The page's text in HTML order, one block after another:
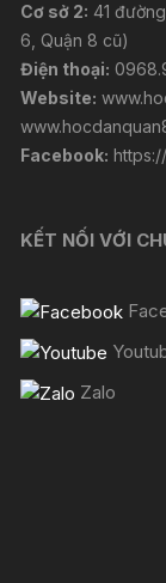
Cơ sở 2: 41
6, Quận 8 cũ)
Điện thoại:
Website:
Facebook:
KẾT NỐI VỚI
Zalo